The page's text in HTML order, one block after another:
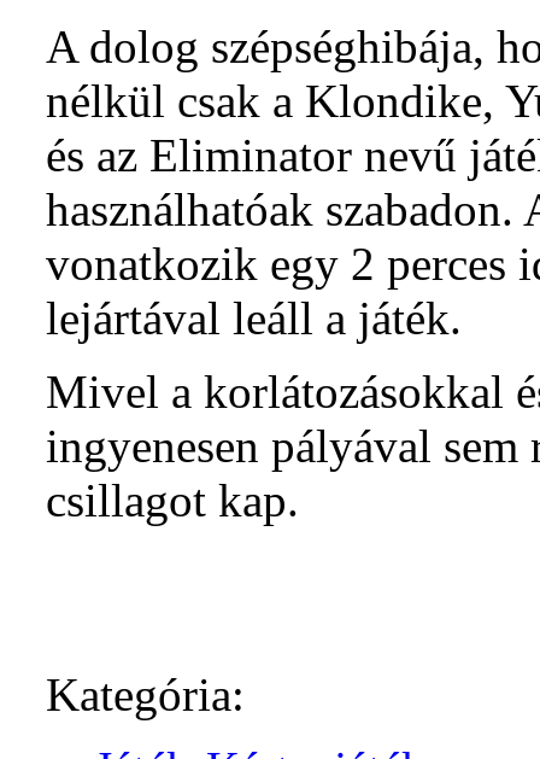
A dolog szépséghibája,
nélkül csak a Klondike,
és az Eliminator nevű
használhatóak szabadon.
vonatkozik egy 2 perces
lejártával leáll a játék.
Mivel a korlátozásokkal
ingyenesen pályával sem
csillagot kap.
Kategória: